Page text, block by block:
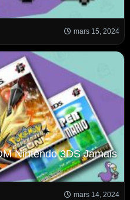
mars 15, 2024
Nintendo 3DS Jamais
mars 14, 2024